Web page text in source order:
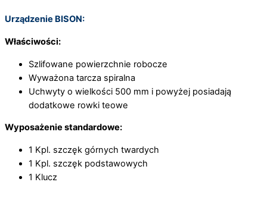
Urządzenie BISON:
Właściwości:
Szlifowane powierzchnie robocze
Wyważona tarcza spiralna
Uchwyty o wielkości 500 mm i powyżej posiadają
dodatkowe rowki teowe
Wyposażenie standardowe:
1 Kpl. szczęk górnych twardych
1 Kpl. szczęk podstawowych
1 Klucz